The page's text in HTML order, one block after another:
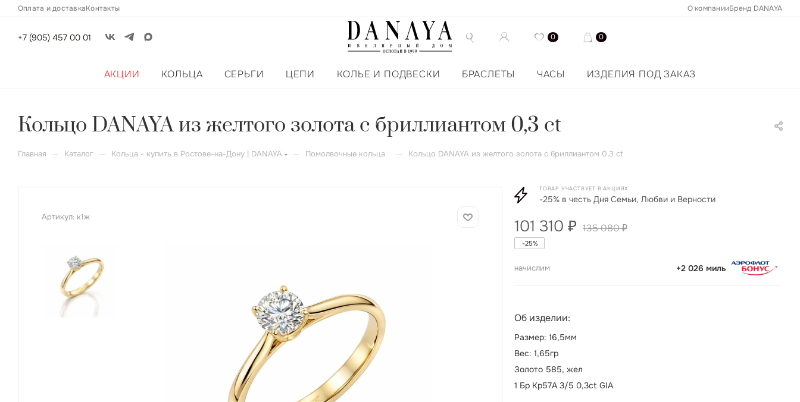
Оплата и доставкаКонтакты О компанииБренд DANAYA
+7 (905) 457 00 01 0 0
АКЦИИ КОЛЬЦА СЕРЬГИ ЦЕПИ КОЛЬЕ И ПОДВЕСКИ БРАСЛЕТЫ ЧАСЫ ИЗДЕЛИЯ ПОД ЗАКАЗ
Кольцо DANAYA из желтого золота с бриллиантом 0,3 ct
Главная — Каталог — Кольца - купить в Ростове-на-Дону | DANAYA — Помолвочные кольца — Кольцо DANAYA из желтого золота с бриллиантом 0,3 ct
Артикул: к1ж
ТОВАР УЧАСТВУЕТ В АКЦИЯХ
-25% в честь Дня Семьи, Любви и Верности
101 310 ₽ 135 080₽
-25%
начислим +2 026 миль
Об изделии:
Размер: 16,5мм
Вес: 1,65гр
Золото 585, жел
1 Бр Кр57А 3/5 0,3ct GIA